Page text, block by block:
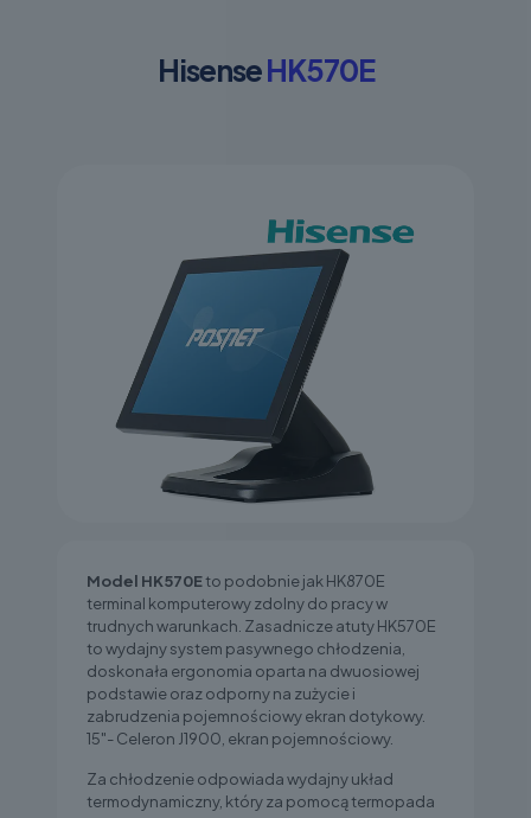
HisenseHK570E
Model HK570Eto podobnie jak HK870E
terminal komputerowy zdolny do pracy w
trudnych warunkach. Zasadnicze atuty HK570E
to wydajny system pasywnego chłodzenia,
doskonała ergonomia oparta na dwuosiowej
podstawie oraz odporny na zużycie i
zabrudzenia pojemnościowy ekran dotykowy.
15"- Celeron J1900, ekran pojemnościowy.
Za chłodzenie odpowiada wydajny układ
termodynamiczny, który za pomocą termopada